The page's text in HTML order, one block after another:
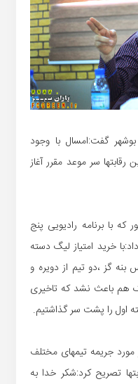
گفت:امسال با وجود
رقابتها سر موعد مقرر آغاز
که با برنامه رادیویی پنج
خرید امتیاز لیگ دسته
گز ،دو تیم از دویره و
هم باعث نشد که تاخیری
اول را پشت سر گذاشتیم.
جریمه تیمهای مختلف
تصریح کرد:شکر خدا به